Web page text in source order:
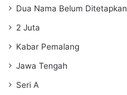
Dua Nama Belum
2 Juta
Kabar Pemalang
Jawa Tengah
Seri A